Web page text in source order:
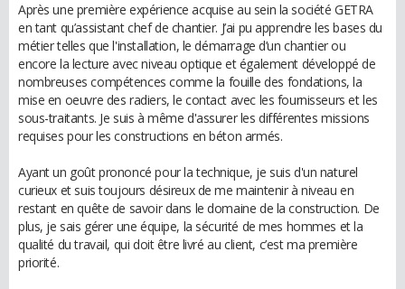
Après une première expérience acquise au sein la société GETRA
en tant qu’assistant chef de chantier. J’ai pu apprendre les bases du
métier telles que l'installation, le démarrage d’un chantier ou
encore la lecture avec niveau optique et également développé de
nombreuses compétences comme la fouille des fondations, la
mise en oeuvre des radiers, le contact avec les fournisseurs et les
sous-traitants. Je suis à même d'assurer les différentes missions
requises pour les constructions en béton armés.
Ayant un goût prononcé pour la technique, je suis d'un naturel
curieux et suis toujours désireux de me maintenir à niveau en
restant en quête de savoir dans le domaine de la construction. De
plus, je sais gérer une équipe, la sécurité de mes hommes et la
qualité du travail, qui doit être livré au client, c’est ma première
priorité.